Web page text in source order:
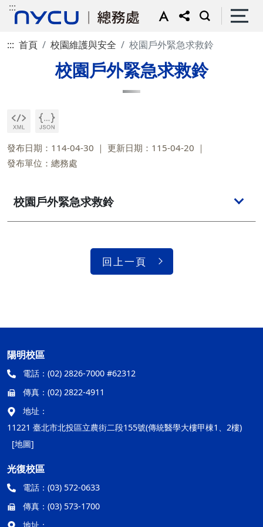
:::
::: 首頁 校園維護與安全 校園戶外緊急求救鈴
校園戶外緊急求救鈴
發布日期：114-04-30
更新日期：115-04-20
發布單位：總務處
校園戶外緊急求救鈴
回上一頁
陽明校區
電話： (02) 2826-7000 #62312
傳真： (02) 2822-4911
地址：
11221 臺北市北投區立農街二段155號(傳統醫學大樓甲棟1、2樓)
[地圖]
光復校區
電話： (03) 572-0633
傳真： (03) 573-1700